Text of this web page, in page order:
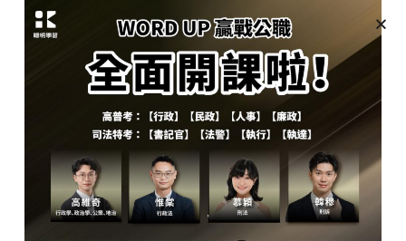
司法特考涵蓋三種主要的題型：選擇題、申論題以及混合
題型。科目前面有『◎』為混合題型，『※』為測驗題
型，剩餘為申論題型。考試內容結合共同科目及各類組的
專業科目，其中專業科目會根據考生選擇的類科而有所差
異，而共同科目對所有考生均相同。以下提供各類組的概
覽，以供參考：